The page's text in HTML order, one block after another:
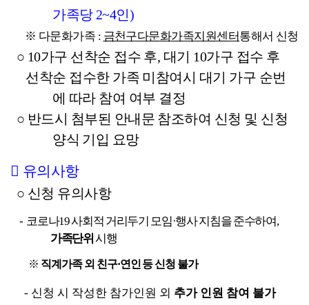
가족당 2~4인)
※ 다문화가족 : 금천구다문화가족지원센터 통해서 신청
○ 10가구 선착순 접수 후, 대기 10가구 접수 후
선착순 접수한 가족 미참여시 대기 가구 순번
에 따라 참여 여부 결정
○ 반드시 첨부된 안내문 참조하여 신청 및 신청
양식 기입 요망
󰏅 유의사항
○ 신청 유의사항
- 코로나19 사회적 거리두기 모임·행사 지침을 준수하여 ,
가족단위 시행
※ 직계가족 외 친구·연인 등 신청 불가
- 신청 시 작성한 참가인원 외 추가 인원 참여 불가